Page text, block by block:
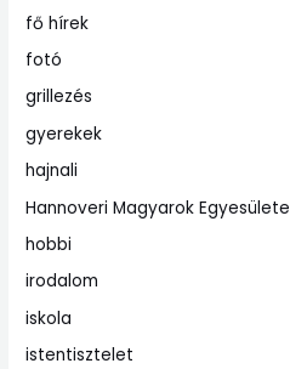
fő hírek
fotó
grillezés
gyerekek
hajnali
Hannoveri Magyarok Egyesülete
hobbi
irodalom
iskola
istentisztelet